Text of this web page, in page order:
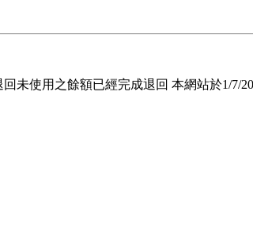
未使用之餘額已經完成退回 本網站於1/7/